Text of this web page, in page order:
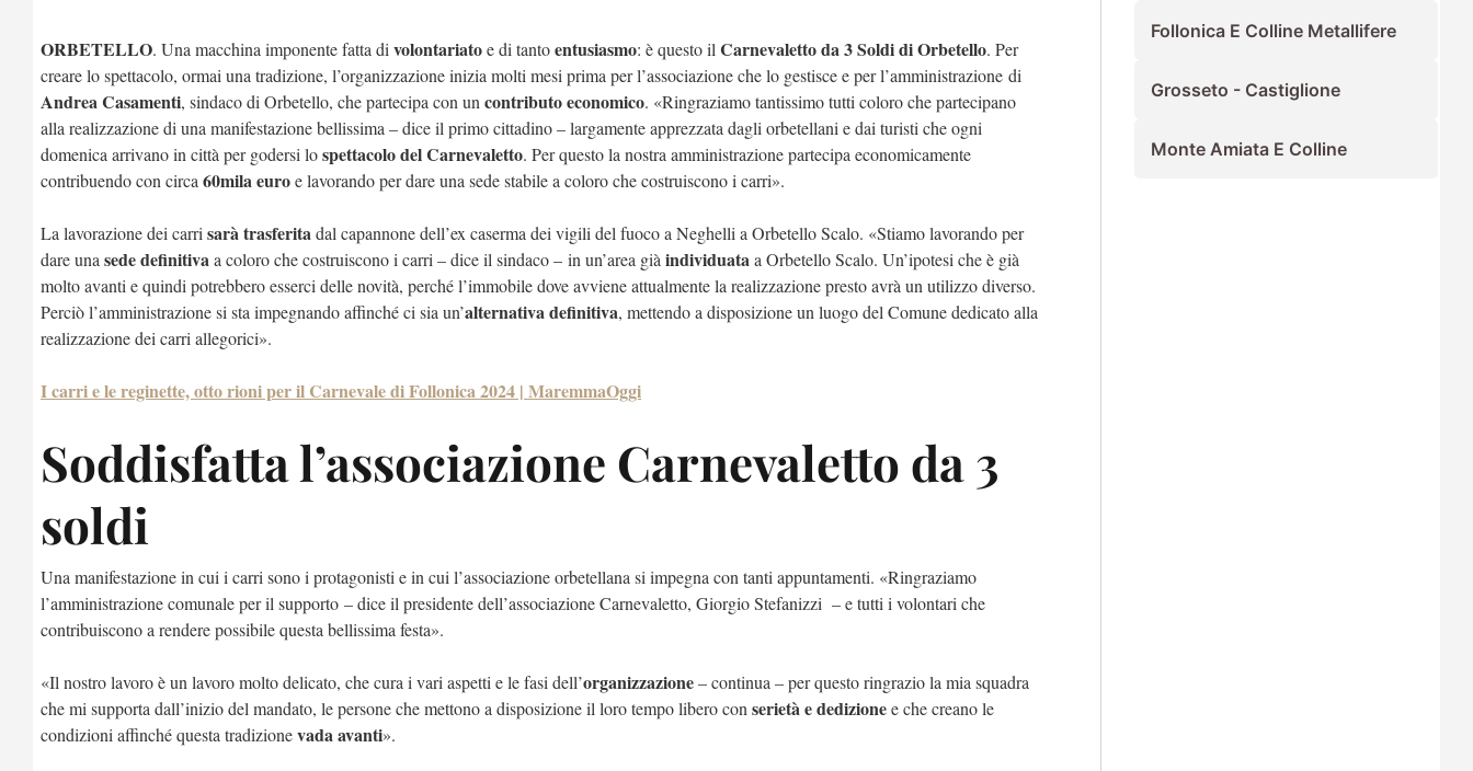
ORBETELLO. Una macchina imponente fatta di volontariatoe di tantoentusiasmo: è questo il Carnevaletto da 3 Soldi di Orbetello. Per
creare lo spettacolo, ormai una tradizione, l’organizzazione inizia molti mesi prima per l’associazione che lo gestisce e per l’amministrazione di
Andrea Casamenti, sindaco di Orbetello, che partecipa con un contributo economico. «Ringraziamo tantissimo tutti coloro che partecipano
alla realizzazione di una manifestazione bellissima – dice il primo cittadino – largamente apprezzata dagli orbetellani e dai turisti che ogni
domenica arrivano in città per godersi lospettacolo del Carnevaletto. Per questo la nostra amministrazione partecipa economicamente
contribuendo con circa 60mila euroe lavorando per dare una sede stabile a coloro che costruiscono i carri».
La lavorazione dei carri sarà trasferitadal capannone dell’ex caserma dei vigili del fuoco a Neghelli a Orbetello Scalo. «Stiamo lavorando per
dare una sede definitivaa coloro che costruiscono i carri – dice il sindaco – in un’area già individuataa Orbetello Scalo. Un’ipotesi che è già
molto avanti e quindi potrebbero esserci delle novità, perché l’immobile dove avviene attualmente la realizzazione presto avrà un utilizzo diverso.
Perciò l’amministrazione si sta impegnando affinché ci sia un’alternativa definitiva, mettendo a disposizione un luogo del Comune dedicato alla
realizzazione dei carri allegorici».
I carri e le reginette, otto rioni per il Carnevale di Follonica 2024 | MaremmaOggi
Soddisfatta l’associazione Carnevaletto da 3
soldi
Una manifestazione in cui i carri sono i protagonisti e in cui l’associazione orbetellana si impegna con tanti appuntamenti. «Ringraziamo
l’amministrazione comunale per il supporto –dice il presidente dell’associazione Carnevaletto, Giorgio Stefanizzi –e tutti i volontari che
contribuiscono a rendere possibile questa bellissima festa».
«Il nostro lavoro è un lavoro molto delicato, che cura i vari aspetti e le fasi dell’organizzazione– continua – per questo ringrazio la mia squadra
che mi supporta dall’inizio del mandato, le persone che mettono a disposizione il loro tempo libero con serietà e dedizionee che creano le
condizioni affinché questa tradizionevada avanti».
Follonica E Colline Metallifere
Grosseto - Castiglione
Monte Amiata E Colline